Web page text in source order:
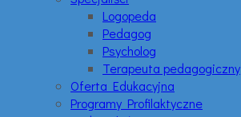
Logopeda
Pedagog
Psycholog
Terapeuta pedagogiczny
Oferta Edukacyjna
Programy Profilaktyczne